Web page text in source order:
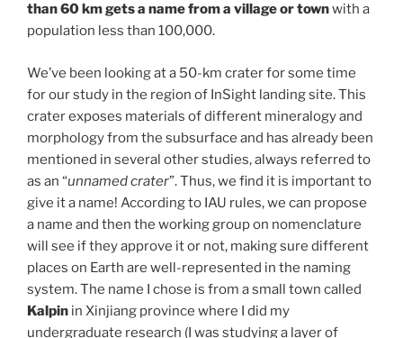
than 60 km gets a name from a village or townwith a
population less than 100,000.
We’ve been looking at a 50-km crater for some time
for our study in the region of InSight landing site. This
crater exposes materials of different mineralogy and
morphology from the subsurface and has already been
mentioned in several other studies, always referred to
as an “unnamed crater”. Thus, we find it is important to
give it a name! According to IAU rules, we can propose
a name and then the working group on nomenclature
will see if they approve it or not, making sure different
places on Earth are well-represented in the naming
system. The name I chose is from a small town called
Kalpin in Xinjiang province where I did my
undergraduate research (I was studying a layer of